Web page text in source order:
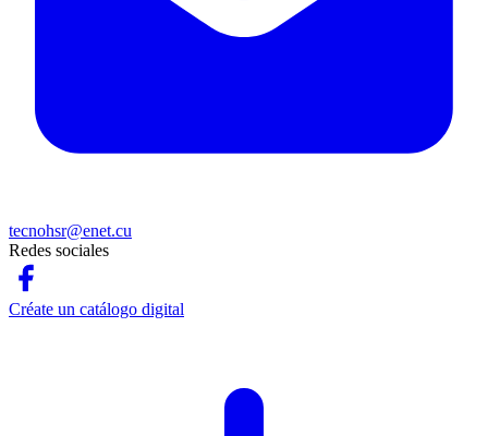
tecnohsr@enet.cu
Redes sociales
Créate un catálogo digital